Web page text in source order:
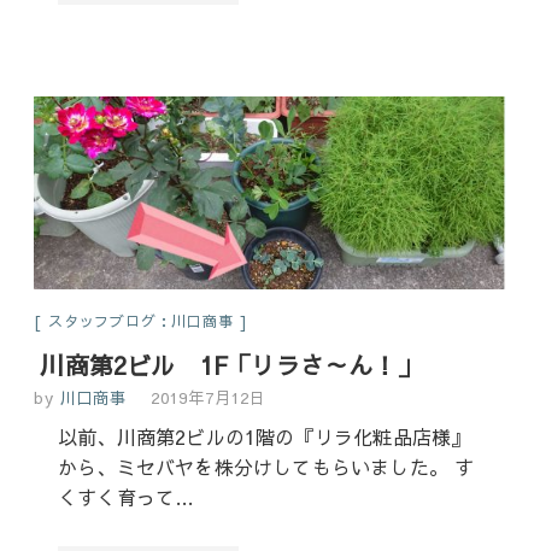
スタッフブログ：川口商事
川商第2ビル 1F「リラさ～ん！」
by 川口商事 2019年7月12日
以前、川商第2ビルの1階の『リラ化粧品店様』
から、ミセバヤを株分けしてもらいました。 す
くすく育って…